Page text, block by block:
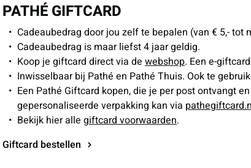
PATHÉ GIFTCARD
Cadeaubedrag door jou zelf te bepalen (van € 5,- tot
Cadeaubedrag is maar liefst 4 jaar geldig.
Koop je giftcard direct via de webshop. Een e-
Inwisselbaar bij Pathé en Pathé Thuis. Ook te
Een Pathé Giftcard kopen, die je per post ontvangt
gepersonaliseerde verpakking kan via
Bekijk hier alle giftcard voorwaarden.
Giftcard bestellen